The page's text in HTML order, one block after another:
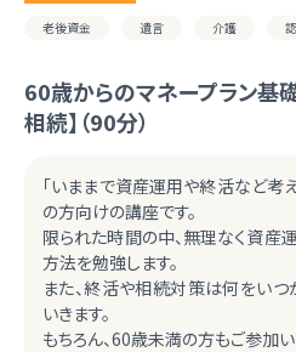
老後資金 遺言 介護
60歳からのマネープラン基
相続】（90分）
「いままで資産運用や終活など考
の方向けの講座です。
限られた時間の中、無理なく資産
方法を勉強します。
また、終活や相続対策は何をい
いきます。
もちろん、60歳未満の方もご参加い